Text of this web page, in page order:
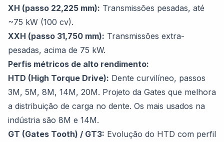
XH (passo 22,225 mm): Transmissões pesadas, até
~75 kW (100 cv).
XXH (passo 31,750 mm): Transmissões extra-
pesadas, acima de 75 kW.
Perfis métricos de alto rendimento:
HTD (High Torque Drive): Dente curvilíneo, passos
3M, 5M, 8M, 14M, 20M. Projeto da Gates que melhora
a distribuição de carga no dente. Os mais usados na
indústria são 8M e 14M.
GT (Gates Tooth) / GT3: Evolução do HTD com perfil